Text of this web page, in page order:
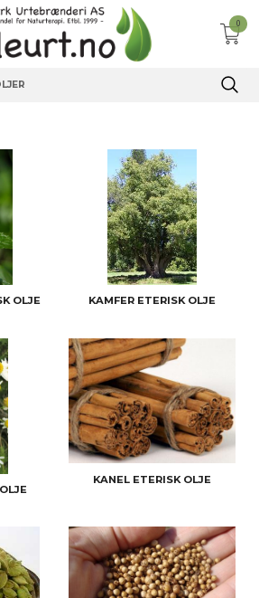
0
OLJE KAMFER ETERISK OLJE
KANEL ETERISK OLJE